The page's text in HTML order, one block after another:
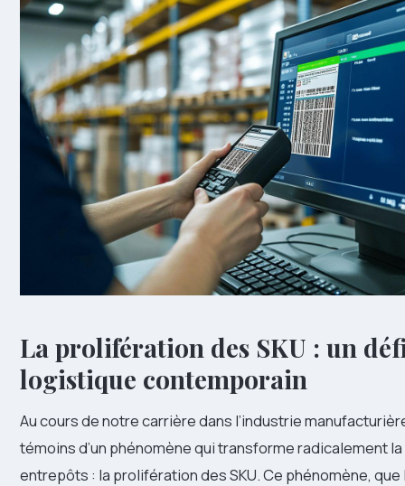
La prolifération des SKU : un
logistique contemporain
Au cours de notre carrière dans l’industrie
témoins d’un phénomène qui transforme radicalement
entrepôts : la prolifération des SKU. Ce phénomène,